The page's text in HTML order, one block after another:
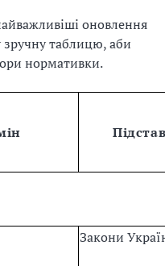
оновлення
таблицю, аби
нормативки.
Закони